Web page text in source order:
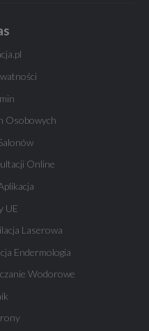
Osobowych
Online
UE
Laserowa
Endermologia
Wodorowe